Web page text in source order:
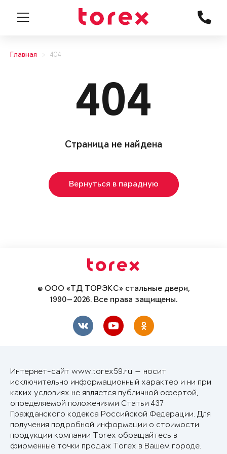
Главная 404
404
Страница не найдена
Вернуться в парадную
© ООО «ТД ТОРЭКС» стальные двери,
1990—2026. Все права защищены.
Интернет-сайт www.torex59.ru — носит
исключительно информационный характер и ни при
каких условиях не является публичной офертой,
определяемой положениями Статьи 437
Гражданского кодекса Российской Федерации. Для
получения подробной информации о стоимости
продукции компании Torex обращайтесь в
фирменные точки продаж Torex в Вашем городе.